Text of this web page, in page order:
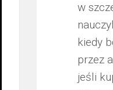
w
kiedy
przez
jeśli